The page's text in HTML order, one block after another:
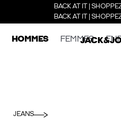
BACK AT IT |
BACK AT IT |
HOMMES FEMMES
JEANS